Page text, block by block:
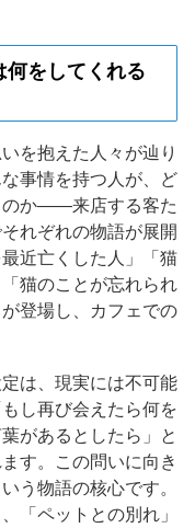
何をしてくれる
を抱えた人々が辿り
事情を持つ人が、ど
のか——来店する客た
れぞれの物語が展開
近亡くした人」「猫
猫のことが忘れられ
登場し、カフェでの
は、現実には不可能
し再び会えたら何を
があるとしたら」と
す。この問いに向き
う物語の核心です。
「ペットとの別れ」